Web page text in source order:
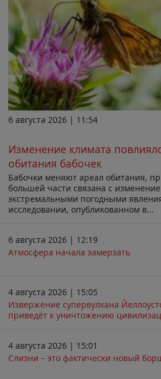
6 августа 2026 | 11:54
Изменение климата
обитания бабочек
Бабочки меняют ареал обитания,
большей части связана с
экстремальными погодными
исследовании, опубликованном в...
6 августа 2026 | 12:19
Атмосфера начала замерзать
4 августа 2026 | 15:05
Извержение супервулкана
приведёт к уничтожению
4 августа 2026 | 15:01
Слизни – это фактически новый